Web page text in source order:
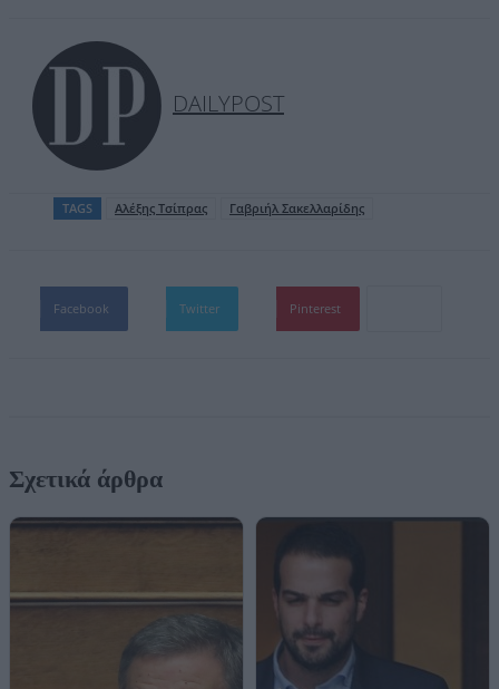
DAILYPOST
TAGS Αλέξης Τσίπρας Γαβριήλ Σακελλαρίδης
Facebook Twitter Pinterest
Σχετικά άρθρα